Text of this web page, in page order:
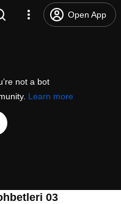
Open App
not a bot
Learn more
03